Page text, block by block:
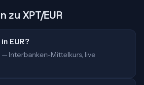
zu XPT/EUR
EUR?
— Interbanken-Mittelkurs, live